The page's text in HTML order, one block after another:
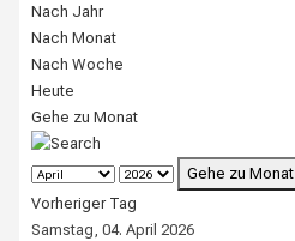
Nach Jahr
Nach Monat
Nach Woche
Heute
Gehe zu Monat
Gehe zu Monat
Vorheriger Tag
Samstag, 04. April 2026